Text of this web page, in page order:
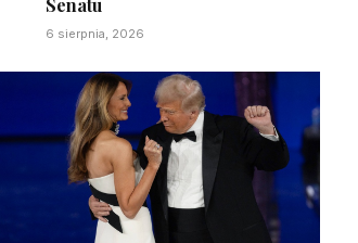
6 sierpnia, 2026